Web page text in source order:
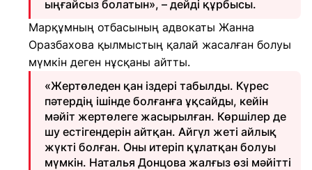
ыңғайсыз болатын», – дейді құрбысы.
Марқұмның отбасының адвокаты Жанна
Оразбахова қылмыстың қалай жасалған болуы
мүмкін деген нұсқаны айтты.
«Жертөледен қан іздері табылды. Күрес
пәтердің ішінде болғанға ұқсайды, кейін
мәйіт жертөлеге жасырылған. Көршілер де
шу естігендерін айтқан. Айгүл жеті айлық
жүкті болған. Оны итеріп құлатқан болуы
мүмкін. Наталья Донцова жалғыз өзі мәйітті